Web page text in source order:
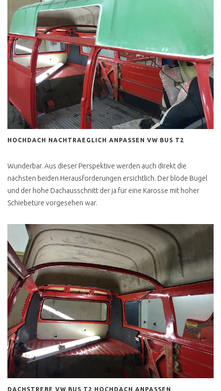
HOCHDACH NACHTRAEGLICH ANPASSEN VW BUS T2
Wunderbar. Aus dieser Perspektive werden auch direkt die
nächsten beiden Herausforderungen ersichtlich. Der blöde Bügel
und der hohe Dachausschnitt der ja für eine Karosse mit hoher
Schiebetüre vorgesehen war.
DACHSTREBE VW BUS T2 HOCHDACH ANPASSEN